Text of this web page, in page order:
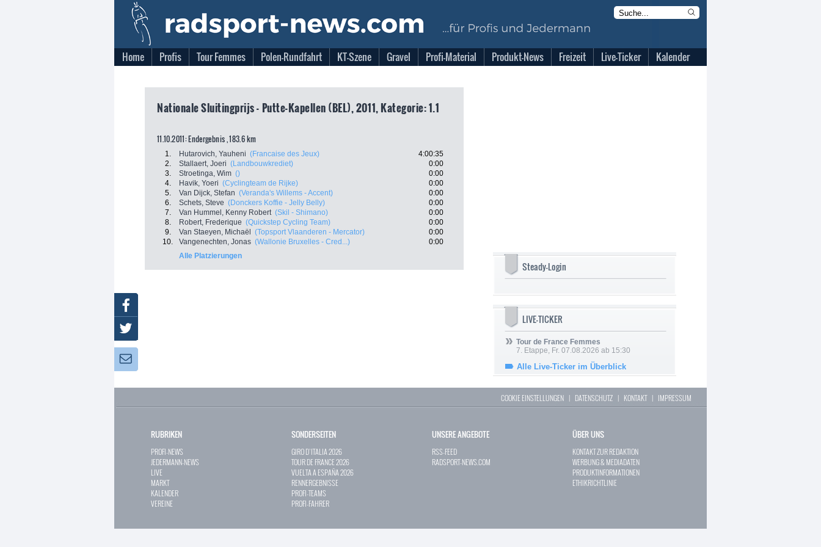
Home Profis Tour Femmes Polen-Rundfahrt KT-Szene Gravel Profi-Material Produkt-News Freizeit Live-Ticker Kalender
Nationale Sluitingprijs - Putte-Kapellen (BEL), 2011, Kategorie: 1.1
11.10.2011: Endergebnis , 183.6 km
1. Hutarovich, Yauheni (Francaise des Jeux)
4:00:35
2.
Stallaert, Joeri (Landbouwkrediet)
0:00
3.
Stroetinga, Wim ()
0:00
4.
Havik, Yoeri (Cyclingteam de Rijke)
0:00
5.
Van Dijck, Stefan (Veranda's Willems - Accent)
0:00
6.
Schets, Steve (Donckers Koffie - Jelly Belly)
0:00
7.
Van Hummel, Kenny Robert (Skil - Shimano)
0:00
8.
Robert, Frederique (Quickstep Cycling Team)
0:00
9.
Van Staeyen, Michaël (Topsport Vlaanderen - Mercator)
0:00
10.
Vangenechten, Jonas (Wallonie Bruxelles - Cred...)
0:00
Alle Platzierungen
Steady-Login
LIVE-TICKER
Tour de France Femmes
7. Etappe, Fr. 07.08.2026 ab 15:30
Alle Live-Ticker im Überblick
COOKIE EINSTELLUNGEN | DATENSCHUTZ | KONTAKT| IMPRESSUM
RUBRIKEN
PROFI-NEWS
JEDERMANN-NEWS
LIVE
MARKT
KALENDER
VEREINE
SONDERSEITEN
GIRO D`ITALIA 2026
TOUR DE FRANCE 2026
VUELTA A ESPAÑA 2026
RENNERGEBNISSE
PROFI-TEAMS
PROFI-FAHRER
UNSERE ANGEBOTE
RSS-FEED
RADSPORT-NEWS.COM
ÜBER UNS
KONTAKT ZUR REDAKTION
WERBUNG & MEDIADATEN
PRODUKTINFORMATIONEN
ETHIKRICHTLINIE